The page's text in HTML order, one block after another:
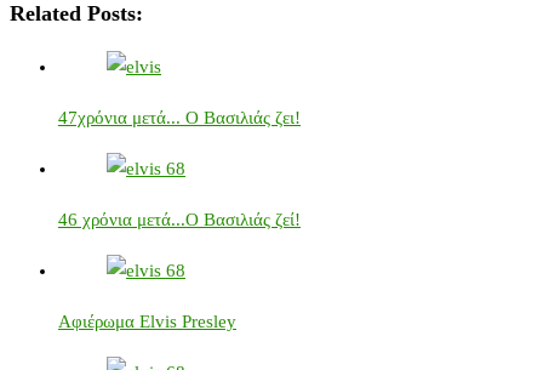
Related Posts:
47χρόνια μετά... Ο Βασιλιάς ζει!
46 χρόνια μετά...Ο Βασιλιάς ζεί!
Αφιέρωμα Elvis Presley